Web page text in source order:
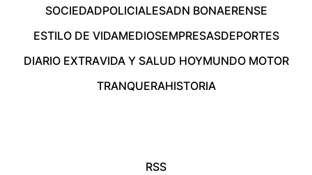
SOCIEDADPOLICIALESADN BONAERENSE
ESTILO DE VIDAMEDIOSEMPRESASDEPORTES
DIARIO EXTRAVIDA Y SALUD HOYMUNDO MOTOR
TRANQUERAHISTORIA
RSS